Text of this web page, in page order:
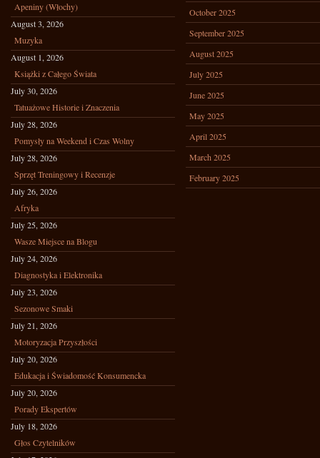
Apeniny (Włochy)
August 3, 2026
Muzyka
August 1, 2026
Książki z Całego Świata
July 30, 2026
Tatuażowe Historie i Znaczenia
July 28, 2026
Pomysły na Weekend i Czas Wolny
July 28, 2026
Sprzęt Treningowy i Recenzje
July 26, 2026
Afryka
July 25, 2026
Wasze Miejsce na Blogu
July 24, 2026
Diagnostyka i Elektronika
July 23, 2026
Sezonowe Smaki
July 21, 2026
Motoryzacja Przyszłości
July 20, 2026
Edukacja i Świadomość Konsumencka
July 20, 2026
Porady Ekspertów
July 18, 2026
Głos Czytelników
October 2025
September 2025
August 2025
July 2025
June 2025
May 2025
April 2025
March 2025
February 2025